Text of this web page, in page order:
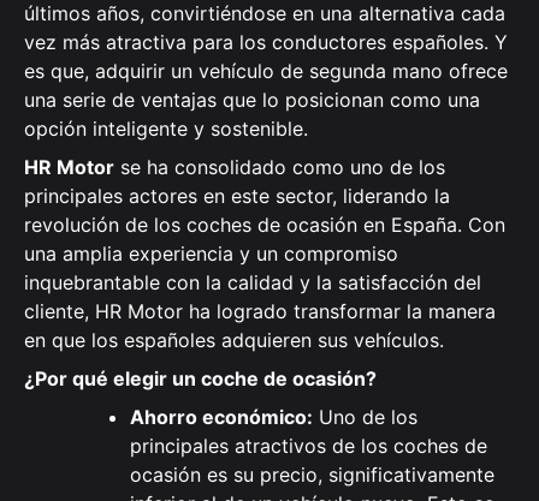
últimos años, convirtiéndose en una alternativa cada
vez más atractiva para los conductores españoles. Y
es que, adquirir un vehículo de segunda mano ofrece
una serie de ventajas que lo posicionan como una
opción inteligente y sostenible.
HR Motor se ha consolidado como uno de los
principales actores en este sector, liderando la
revolución de los coches de ocasión en España. Con
una amplia experiencia y un compromiso
inquebrantable con la calidad y la satisfacción del
cliente, HR Motor ha logrado transformar la manera
en que los españoles adquieren sus vehículos.
¿Por qué elegir un coche de ocasión?
Ahorro económico: Uno de los
principales atractivos de los coches de
ocasión es su precio, significativamente